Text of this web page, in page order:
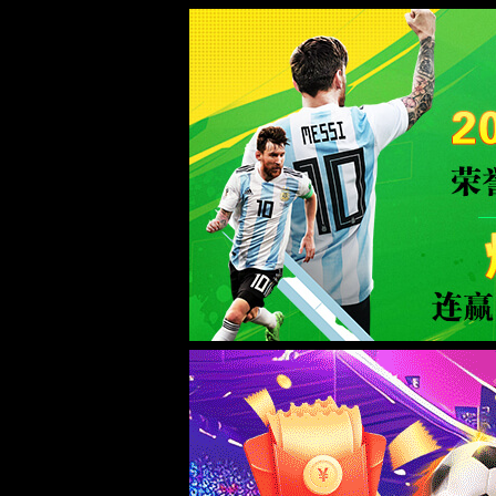
365(beat·中文)唯一官方网站